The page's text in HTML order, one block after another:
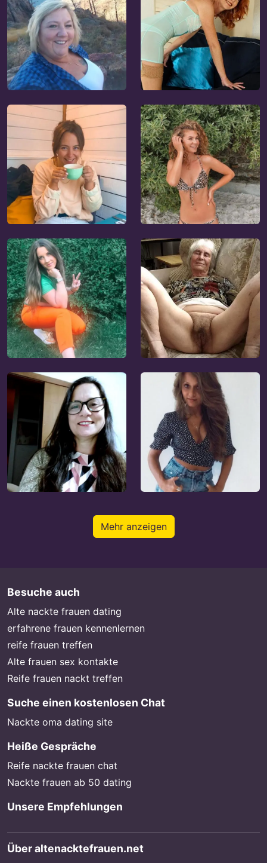
Mehr anzeigen
Besuche auch
Alte nackte frauen dating
erfahrene frauen kennenlernen
reife frauen treffen
Alte frauen sex kontakte
Reife frauen nackt treffen
Suche einen kostenlosen Chat
Nackte oma dating site
Heiße Gespräche
Reife nackte frauen chat
Nackte frauen ab 50 dating
Unsere Empfehlungen
Über altenacktefrauen.net